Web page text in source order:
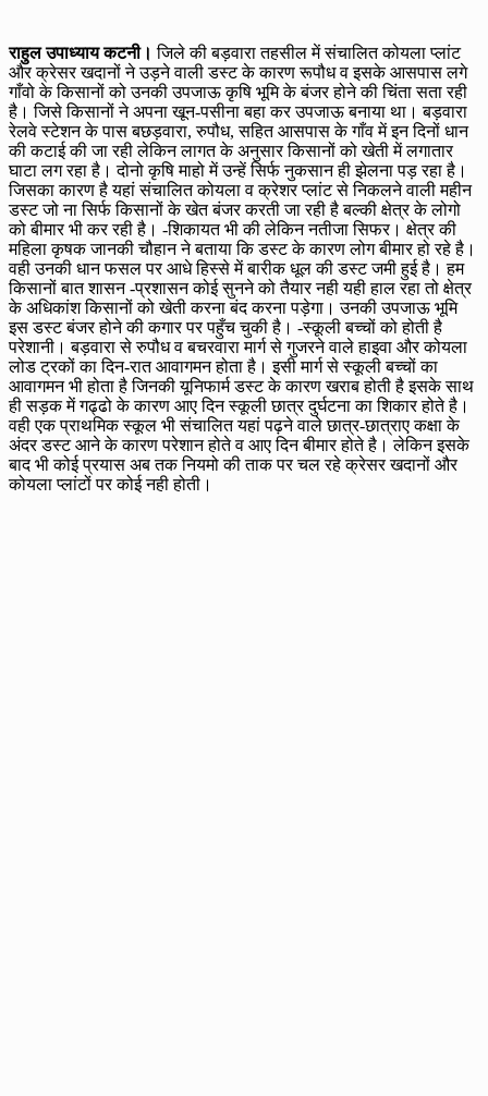
राहुल उपाध्याय कटनी।जिले की बड़वारा तहसील में संचालित कोयला प्लांट
और क्रेसर खदानों ने उड़ने वाली डस्ट के कारण रूपौध व इसके आसपास लगे
गाँवो के किसानों को उनकी उपजाऊ कृषि भूमि के बंजर होने की चिंता सता रही
है। जिसे किसानों ने अपना खून-पसीना बहा कर उपजाऊ बनाया था। बड़वारा
रेलवे स्टेशन के पास बछड़वारा, रुपौध, सहित आसपास के गाँव में इन दिनों धान
की कटाई की जा रही लेकिन लागत के अनुसार किसानों को खेती में लगातार
घाटा लग रहा है। दोनो कृषि माहो में उन्हें सिर्फ नुकसान ही झेलना पड़ रहा है।
जिसका कारण है यहां संचालित कोयला व क्रेशर प्लांट से निकलने वाली महीन
डस्ट जो ना सिर्फ किसानों के खेत बंजर करती जा रही है बल्की क्षेत्र के लोगो
को बीमार भी कर रही है। -शिकायत भी की लेकिन नतीजा सिफर। क्षेत्र की
महिला कृषक जानकी चौहान ने बताया कि डस्ट के कारण लोग बीमार हो रहे है।
वही उनकी धान फसल पर आधे हिस्से में बारीक धूल की डस्ट जमी हुई है। हम
किसानों बात शासन -प्रशासन कोई सुनने को तैयार नही यही हाल रहा तो क्षेत्र
के अधिकांश किसानों को खेती करना बंद करना पड़ेगा। उनकी उपजाऊ भूमि
इस डस्ट बंजर होने की कगार पर पहुँच चुकी है। -स्कूली बच्चों को होती है
परेशानी। बड़वारा से रुपौध व बचरवारा मार्ग से गुजरने वाले हाइवा और कोयला
लोड ट्रकों का दिन-रात आवागमन होता है। इसी मार्ग से स्कूली बच्चों का
आवागमन भी होता है जिनकी यूनिफार्म डस्ट के कारण खराब होती है इसके साथ
ही सड़क में गढ्ढो के कारण आए दिन स्कूली छात्र दुर्घटना का शिकार होते है।
वही एक प्राथमिक स्कूल भी संचालित यहां पढ़ने वाले छात्र-छात्राए कक्षा के
अंदर डस्ट आने के कारण परेशान होते व आए दिन बीमार होते है। लेकिन इसके
बाद भी कोई प्रयास अब तक नियमो की ताक पर चल रहे क्रेसर खदानों और
कोयला प्लांटों पर कोई नही होती।